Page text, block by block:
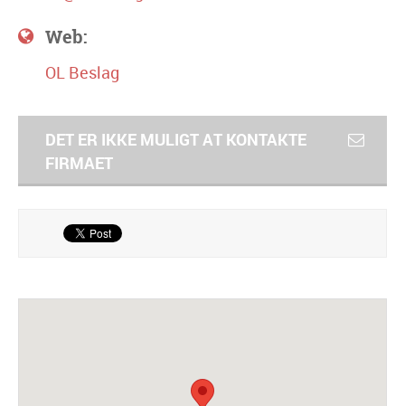
Web:
OL Beslag
DET ER IKKE MULIGT AT KONTAKTE
FIRMAET